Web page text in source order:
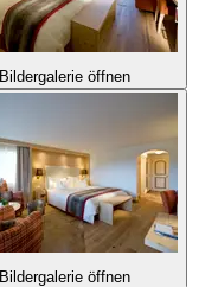
Bildergalerie öffnen
Bildergalerie öffnen